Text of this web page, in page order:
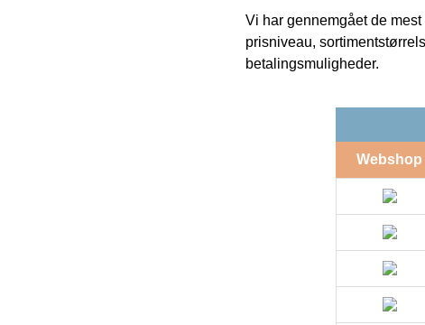
Vi har gennemgået de
prisniveau,
betalingsmuligheder.
Webshop